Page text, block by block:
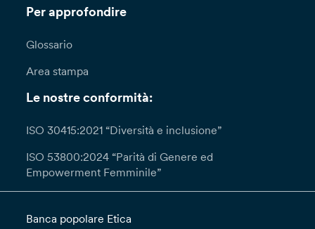
Per approfondire
Glossario
Area stampa
Le nostre conformità:
ISO 30415:2021 “Diversità e inclusione”
ISO 53800:2024 “Parità di Genere ed
Empowerment Femminile”
Banca popolare Etica